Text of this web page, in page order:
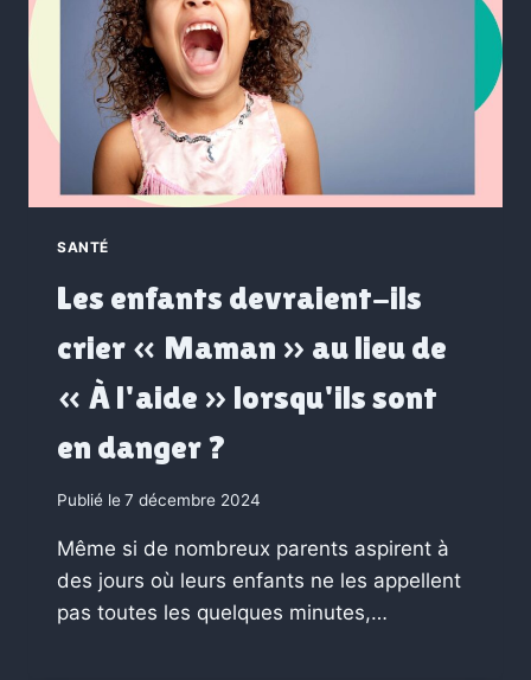
SANTÉ
Les enfants devraient-ils
crier « Maman » au lieu de
« À l'aide » lorsqu'ils sont
en danger ?
Publié le7 décembre 2024
Même si de nombreux parents aspirent à
des jours où leurs enfants ne les appellent
pas toutes les quelques minutes,…